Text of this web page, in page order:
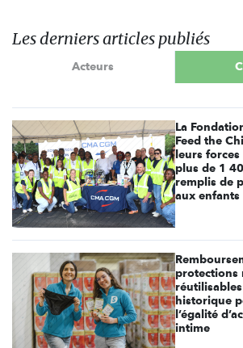
Les derniers articles publiés
Acteurs
La
Feed the
leurs
plus de 1
remplis de
aux
protections
historique
l’égalité
intime